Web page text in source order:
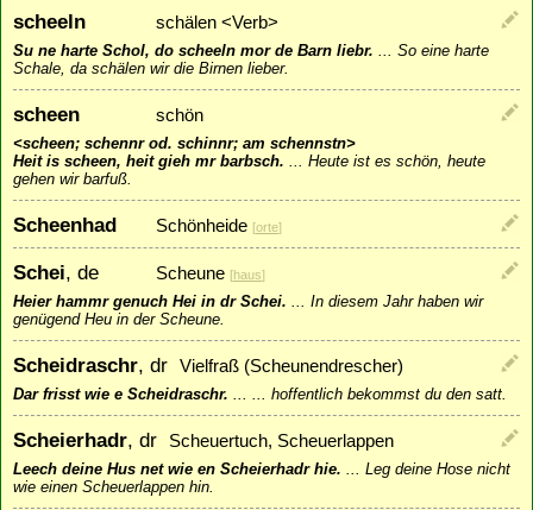
scheeln schälen <Verb>
Su ne harte Schol, do scheeln mor de Barn liebr. ... So eine harte
Schale, da schälen wir die Birnen lieber.
scheen schön
<scheen; schennr od. schinnr; am schennstn>
Heit is scheen, heit gieh mr barbsch. ... Heute ist es schön, heute
gehen wir barfuß.
Scheenhad Schönheide [orte]
Schei, de Scheune [haus]
Heier hammr genuch Hei in dr Schei. ... In diesem Jahr haben wir
genügend Heu in der Scheune.
Scheidraschr, dr Vielfraß (Scheunendrescher)
Dar frisst wie e Scheidraschr. ... ... hoffentlich bekommst du den satt.
Scheierhadr, dr Scheuertuch, Scheuerlappen
Leech deine Hus net wie en Scheierhadr hie. ... Leg deine Hose nicht
wie einen Scheuerlappen hin.